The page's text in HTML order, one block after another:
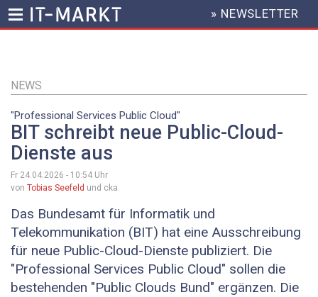
Inhalt
HEADER
MENU
» NEWSLETTER
NEWS
"Professional Services Public Cloud"
BIT schreibt neue Public-Cloud-
Dienste aus
Fr 24.04.2026 - 10:54 Uhr
von Tobias Seefeld und cka
Das Bundesamt für Informatik und
Telekommunikation (BIT) hat eine Ausschreibung
für neue Public-Cloud-Dienste publiziert. Die
"Professional Services Public Cloud" sollen die
bestehenden "Public Clouds Bund" ergänzen. Die